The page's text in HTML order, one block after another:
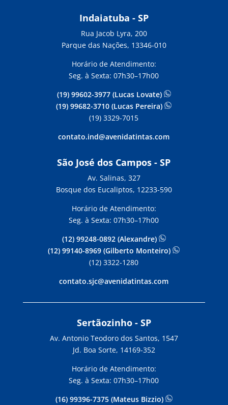
Indaiatuba - SP
Rua Jacob Lyra, 200
Parque das Nações, 13346-010
Horário de Atendimento:
Seg. à Sexta: 07h30–17h00
(19) 99602-3977 (Lucas Lovate)
(19) 99682-3710 (Lucas Pereira)
(19) 3329-7015
contato.ind@avenidatintas.com
São José dos Campos - SP
Av. Salinas, 327
Bosque dos Eucaliptos, 12233-590
Horário de Atendimento:
Seg. à Sexta: 07h30–17h00
(12) 99248-0892 (Alexandre)
(12) 99140-8969 (Gilberto Monteiro)
(12) 3322-1280
contato.sjc@avenidatintas.com
Sertãozinho - SP
Av. Antonio Teodoro dos Santos, 1547
Jd. Boa Sorte, 14169-352
Horário de Atendimento:
Seg. à Sexta: 07h30–17h00
(16) 99396-7375 (Mateus Bizzio)